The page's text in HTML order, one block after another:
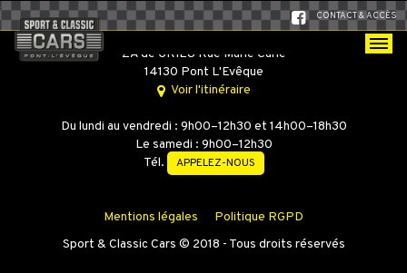
CONTACT & ACCÈS
SPORT & CLASSIC CARS
ZA de GRIEU Rue Marie Curie
14130 Pont L'Evêque
Voir l'itinéraire
Du lundi au vendredi : 9h00–12h30 et 14h00–18h30
Le samedi : 9h00–12h30
Tél.
APPELEZ-NOUS
Mentions légales
Politique RGPD
Sport & Classic Cars © 2018 - Tous droits réservés